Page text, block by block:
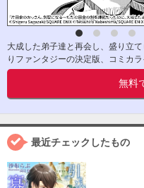
大成した弟子達と再会し、盛り立
りファンタジーの決定版、コミカ
無料
最近チェックしたもの